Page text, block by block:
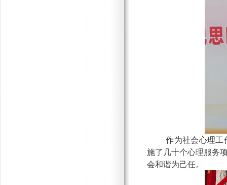
作为社会心理工
施了几十个心理服务
会和谐为己任。